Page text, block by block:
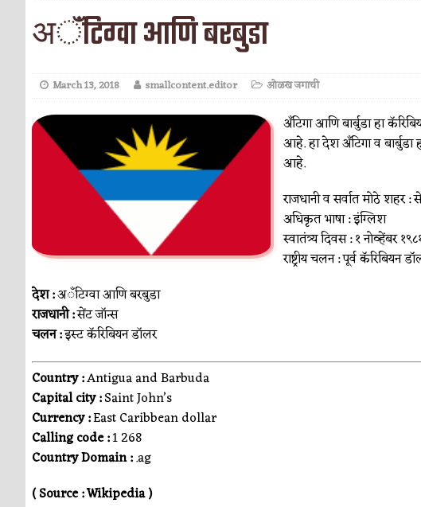
अहमदपूर – लातूर जिल्ह्यातील महत्त्वाचे शहर
सोलापूर जिल्ह्यातील अकलूज
गडचिरोली जिल्ह्यातील आदिवासींचे ‘ढोल’ नृत्य
अॅंटिग्वा आणि बरबुडा
March 13, 2018 smallcontent.editor ओळख जगाची
अँटिगा आणि बार्बुडा हा
आहे. हा देश अँटिगा व बार्बुडा
आहे.
राजधानी व सर्वात मोठे शहर :
अधिकृत भाषा : इंग्लिश
स्वातंत्र्य दिवस : १ नोव्हेंबर
राष्ट्रीय चलन : पूर्व कॅरिबियन
देश :अॅंटिग्वा आणि बरबुडा
राजधानी :सेंट जॉन्स
चलन :इस्ट कॅरिबियन डॉलर
Country :Antigua and Barbuda
Capital city :Saint John’s
Currency :East Caribbean dollar
Calling code :1 268
Country Domain :.ag
( Source : Wikipedia )